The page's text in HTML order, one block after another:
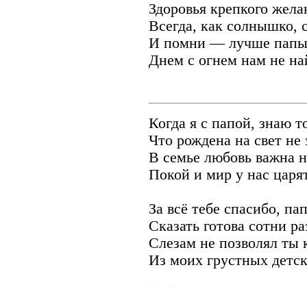
Здоровья крепкого
Всегда, как солнышко,
И помни — лучше
Днем с огнем нам не
Когда я с папой, знаю
Что рождена на свет не
В семье любовь важна
Покой и мир у нас
За всё тебе спасибо,
Сказать готова сотни
Слезам не позволял ты
Из моих грустных